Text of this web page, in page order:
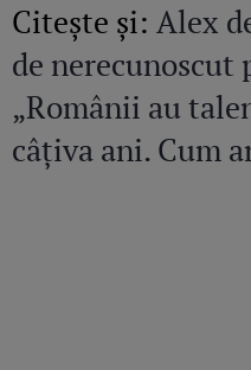
Citeşte şi: Alex
de nerecunoscut
„Românii au
câțiva ani. Cum